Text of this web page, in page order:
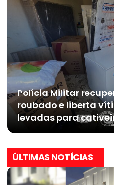
Polícia Militar
roubado e liberta
levadas para
ÚLTIMAS NOTÍCIAS